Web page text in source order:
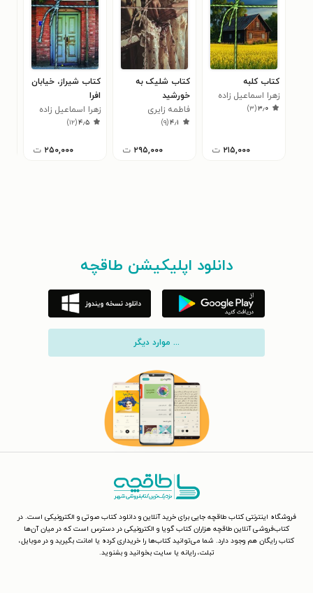
کتاب کلبه
زهرا اسماعیل زاده
۳٫۰(۳)
۲۱۵,۰۰۰ ت
کتاب شلیک به
خورشید
فاطمه زایری
۴٫۱(۹)
۲۹۵,۰۰۰ ت
کتاب شیراز، خیابان
افرا
زهرا اسماعیل زاده
۴٫۵(۱۲)
۲۵۰,۰۰۰ ت
دانلود اپلیکیشن طاقچه
... موارد دیگر
فروشگاه اینترنتی کتاب طاقچه جایی برای خرید آنلاین و دانلود کتاب صوتی و الکترونیکی است. در
کتاب‌فروشی آنلاین طاقچه هزاران کتاب گویا و الکترونیکی در دسترس است که در میان آن‌ها
کتاب رایگان هم وجود دارد. شما می‌توانید کتاب‌ها را خریداری کرده یا امانت بگیرید و در موبایل،
تبلت، رایانه یا سایت بخوانید و بشنوید.